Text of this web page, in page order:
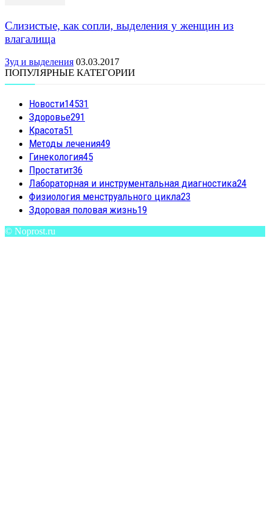
Слизистые, как сопли, выделения у женщин из
влагалища
Зуд и выделения 03.03.2017
ПОПУЛЯРНЫЕ КАТЕГОРИИ
Новости14531
Здоровье291
Красота51
Методы лечения49
Гинекология45
Простатит36
Лабораторная и инструментальная диагностика24
Физиология менструального цикла23
Здоровая половая жизнь19
© Noprost.ru